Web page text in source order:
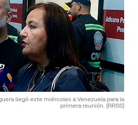
llegó este miércoles a Venezuela para la
primera reunión. (RRSS)